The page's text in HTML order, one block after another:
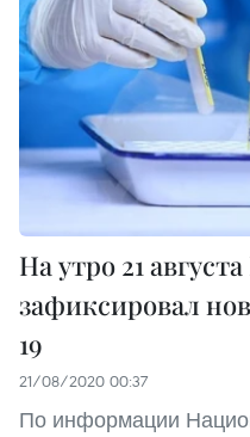
На утро 21
зафиксировал
19
21/08/2020 00:37
По информации